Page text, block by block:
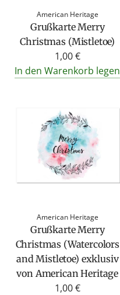
American Heritage
Grußkarte Merry
Christmas (Mistletoe)
1,00 €
In den Warenkorb legen
American Heritage
Grußkarte Merry
Christmas (Watercolors
and Mistletoe) exklusiv
von American Heritage
1,00 €